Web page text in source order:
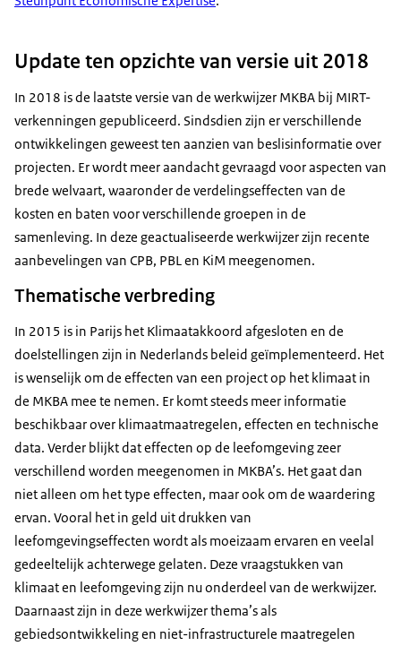
Update ten opzichte van versie uit 2018
In 2018 is de laatste versie van de werkwijzer MKBA bij MIRT-
verkenningen gepubliceerd. Sindsdien zijn er verschillende
ontwikkelingen geweest ten aanzien van beslisinformatie over
projecten. Er wordt meer aandacht gevraagd voor aspecten van
brede welvaart, waaronder de verdelingseffecten van de
kosten en baten voor verschillende groepen in de
samenleving. In deze geactualiseerde werkwijzer zijn recente
aanbevelingen van CPB, PBL en KiM meegenomen.
Thematische verbreding
In 2015 is in Parijs het Klimaatakkoord afgesloten en de
doelstellingen zijn in Nederlands beleid geïmplementeerd. Het
is wenselijk om de effecten van een project op het klimaat in
de MKBA mee te nemen. Er komt steeds meer informatie
beschikbaar over klimaatmaatregelen, effecten en technische
data. Verder blijkt dat effecten op de leefomgeving zeer
verschillend worden meegenomen in MKBA’s. Het gaat dan
niet alleen om het type effecten, maar ook om de waardering
ervan. Vooral het in geld uit drukken van
leefomgevingseffecten wordt als moeizaam ervaren en veelal
gedeeltelijk achterwege gelaten. Deze vraagstukken van
klimaat en leefomgeving zijn nu onderdeel van de werkwijzer.
Daarnaast zijn in deze werkwijzer thema’s als
gebiedsontwikkeling en niet-infrastructurele maatregelen